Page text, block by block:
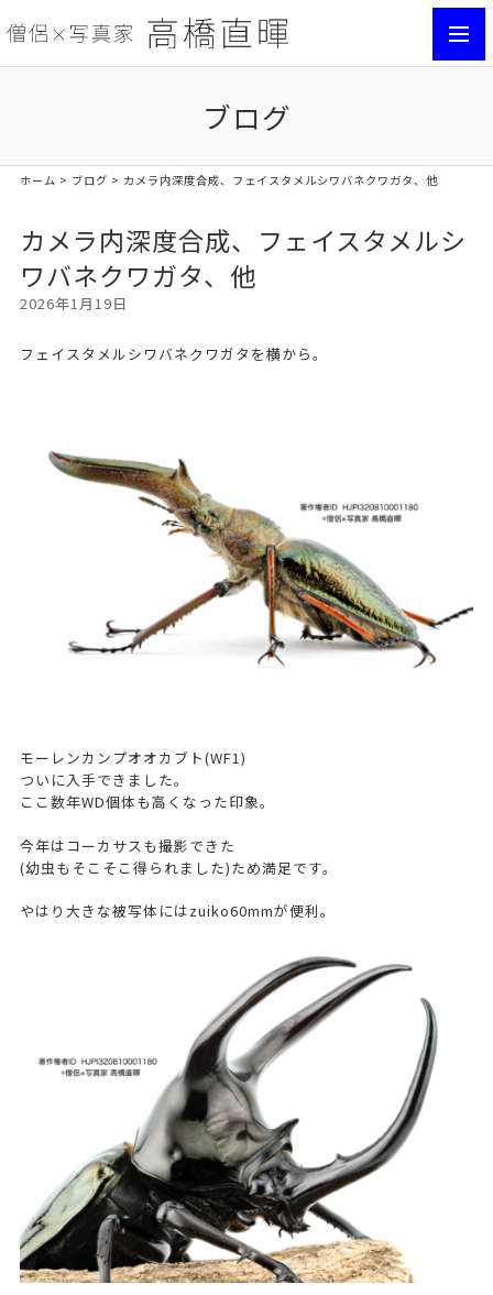
ブログ
ホーム > ブログ > カメラ内深度合成、フェイスタメルシワバネクワガタ、他
カメラ内深度合成、フェイスタメルシ
ワバネクワガタ、他
2026年1月19日
フェイスタメルシワバネクワガタを横から。
モーレンカンプオオカブト(WF1)
ついに入手できました。
ここ数年WD個体も高くなった印象。
今年はコーカサスも撮影できた
(幼虫もそこそこ得られました)ため満足です。
やはり大きな被写体にはzuiko60mmが便利。